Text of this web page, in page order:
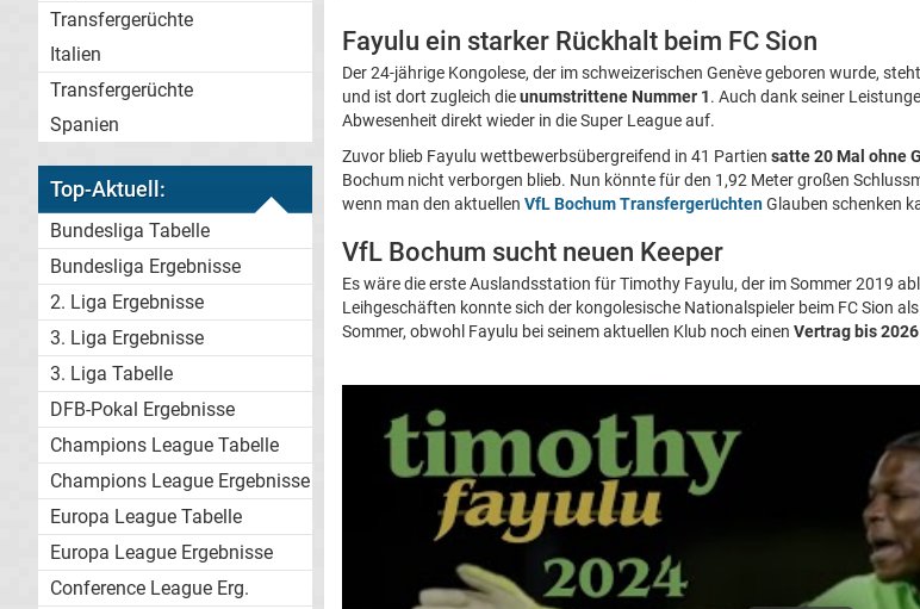
Transfergerüchte
Italien
Transfergerüchte
Spanien
Top-Aktuell:
Bundesliga Tabelle
Bundesliga Ergebnisse
2. Liga Ergebnisse
3. Liga Ergebnisse
3. Liga Tabelle
DFB-Pokal Ergebnisse
Champions League Tabelle
Champions League Ergebnisse
Europa League Tabelle
Europa League Ergebnisse
Conference League Erg.
Fayulu ein starker Rückhalt beim FC Sion
Der 24-jährige Kongolese, der im schweizerischen Genève geboren wurde,
und ist dort zugleich dieunumstrittene Nummer 1. Auch dank seiner
Abwesenheit direkt wieder in die Super League auf.
Zuvor blieb Fayulu wettbewerbsübergreifend in 41 Partien satte 20 Mal ohne
Bochum nicht verborgen blieb. Nun könnte für den 1,92 Meter großen
wenn man den aktuellen VfL Bochum TransfergerüchtenGlauben schenken
VfL Bochum sucht neuen Keeper
Es wäre die erste Auslandsstation für Timothy Fayulu, der im Sommer 2019
Leihgeschäften konnte sich der kongolesische Nationalspieler beim FC Sion
Sommer, obwohl Fayulu bei seinem aktuellen Klub noch einen Vertrag bis 2026